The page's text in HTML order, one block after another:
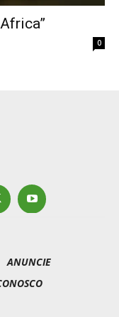
0
ANUNCIE